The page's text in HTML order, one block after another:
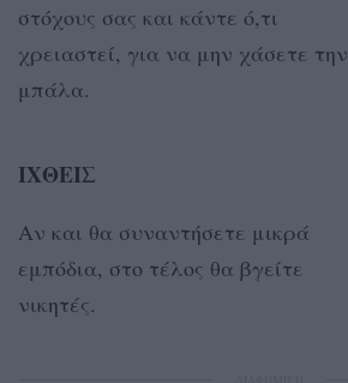
στόχους σας και κάντε ό,τι
χρειαστεί, για να μην χάσετε την
μπάλα.
ΙΧΘΕΙΣ
Αν και θα συναντήσετε μικρά
εμπόδια, στο τέλος θα βγείτε
νικητές.